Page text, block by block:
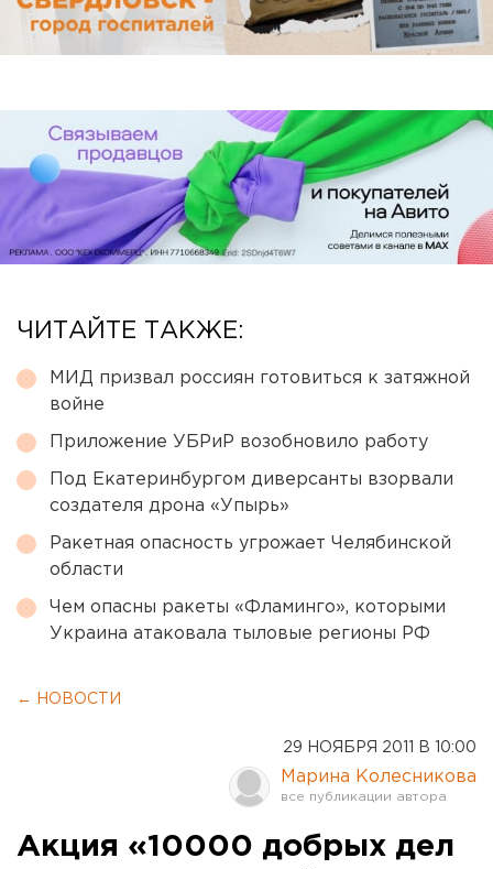
ЧИТАЙТЕ ТАКЖЕ:
МИД призвал россиян готовиться к затяжной
войне
Приложение УБРиР возобновило работу
Под Екатеринбургом диверсанты взорвали
создателя дрона «Упырь»
Ракетная опасность угрожает Челябинской
области
Чем опасны ракеты «Фламинго», которыми
Украина атаковала тыловые регионы РФ
← НОВОСТИ
29 НОЯБРЯ 2011 В 10:00
Марина Колесникова
Акция «10000 добрых дел